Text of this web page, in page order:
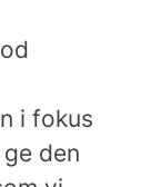
i fokus
den